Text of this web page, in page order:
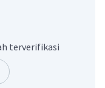
terverifikasi